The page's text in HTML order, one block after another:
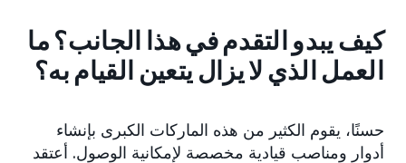
كيف يبدو التقدم في هذا الجانب؟ ما
العمل الذي لا يزال يتعين القيام به؟
حسنًا، يقوم الكثير من هذه الماركات الكبرى بإنشاء
أدوار ومناصب قيادية مخصصة لإمكانية الوصول. أعتقد